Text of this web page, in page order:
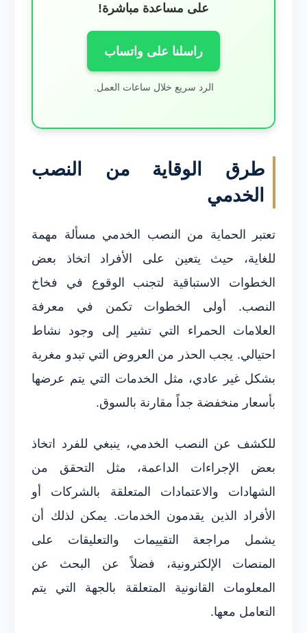
على مساعدة مباشرة!
راسلنا على واتساب
الرد سريع خلال ساعات العمل.
طرق الوقاية من النصب
الخدمي
تعتبر الحماية من النصب الخدمي مسألة مهمة
للغاية، حيث يتعين على الأفراد اتخاذ بعض
الخطوات الاستباقية لتجنب الوقوع في فخاخ
النصب. أولى الخطوات تكمن في معرفة
العلامات الحمراء التي تشير إلى وجود نشاط
احتيالي. يجب الحذر من العروض التي تبدو مغرية
بشكل غير عادي، مثل الخدمات التي يتم عرضها
بأسعار منخفضة جداً مقارنة بالسوق.
للكشف عن النصب الخدمي، ينبغي للفرد اتخاذ
بعض الإجراءات الداعمة، مثل التحقق من
الشهادات والاعتمادات المتعلقة بالشركات أو
الأفراد الذين يقدمون الخدمات. يمكن لذلك أن
يشمل مراجعة التقييمات والتعليقات على
المنصات الإلكترونية، فضلاً عن البحث عن
المعلومات القانونية المتعلقة بالجهة التي يتم
التعامل معها.